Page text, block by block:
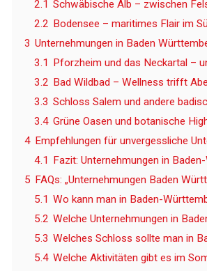
2.1 Schwäbische Alb – zwischen
2.2 Bodensee – maritimes Flair im
3 Unternehmungen in Baden
3.1 Pforzheim und das Neckartal –
3.2 Bad Wildbad – Wellness trifft
3.3 Schloss Salem und andere
3.4 Grüne Oasen und botanische
4 Empfehlungen für unvergessliche
4.1 Fazit: Unternehmungen in
5 FAQs: „Unternehmungen Baden
5.1 Wo kann man in Baden-
5.2 Welche Unternehmungen in
5.3 Welches Schloss sollte man in
5.4 Welche Aktivitäten gibt es im